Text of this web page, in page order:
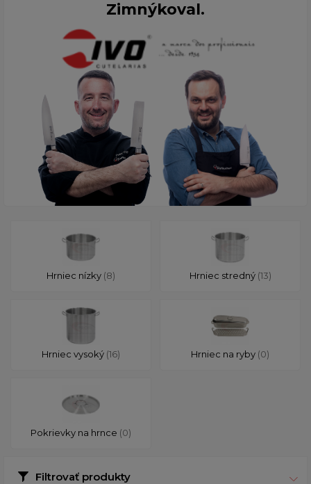
Zimnýkoval.
Hrniec nízky (8) Hrniec stredný (13)
Hrniec vysoký (16) Hrniec na ryby (0)
Pokrievky na hrnce (0)
Filtrovať produkty